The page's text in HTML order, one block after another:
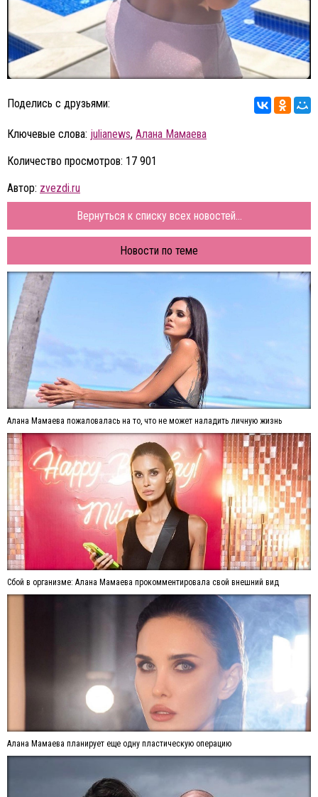
Поделись с друзьями:
Ключевые слова: julianews, Алана Мамаева
Количество просмотров: 17 901
Автор: zvezdi.ru
Вернуться к списку всех новостей...
Новости по теме
Алана Мамаева пожаловалась на то, что не может наладить личную жизнь
Сбой в организме: Алана Мамаева прокомментировала свой внешний вид
Алана Мамаева планирует еще одну пластическую операцию